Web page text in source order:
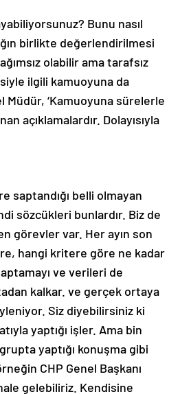
Bunu nasıl
birlikte değerlendirilmesi
olabilir ama tarafsız
ilgili kamuoyuna da
Müdür, ‘Kamuoyuna sürelerle
açıklamalardır. Dolayısıyla
saptandığı belli olmayan
sözcükleri bunlardır. Biz de
görevler var. Her ayın son
hangi kritere göre ne kadar
ve verileri de
kalkar. ve gerçek ortaya
Siz diyebilirsiniz ki
yaptığı işler. Ama bin
yaptığı konuşma gibi
CHP Genel Başkanı
gelebiliriz. Kendisine